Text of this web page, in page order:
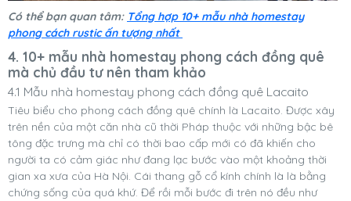
Có thể bạn quan tâm: Tổng hợp 10+ mẫu nhà homestay
phong cách rustic ấn tượng nhất
4. 10+ mẫu nhà homestay phong cách đồng quê
mà chủ đầu tư nên tham khảo
4.1 Mẫu nhà homestay phong cách đồng quê Lacaito
Tiêu biểu cho phong cách đồng quê chính là Lacaito. Được xây
trên nền của một căn nhà cũ thời Pháp thuộc với những bậc bê
tông đặc trưng mà chỉ có thời bao cấp mới có đã khiến cho
người ta có cảm giác như đang lạc bước vào một khoảng thời
gian xa xưa của Hà Nội. Cái thang gỗ cổ kính chính là là bằng
chứng sống của quá khứ. Để rồi mỗi bước đi trên nó đều như